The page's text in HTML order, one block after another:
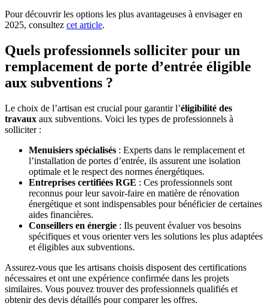
Pour découvrir les options les plus avantageuses à envisager en
2025, consultez cet article.
Quels professionnels solliciter pour un
remplacement de porte d’entrée éligible
aux subventions ?
Le choix de l’artisan est crucial pour garantir l’éligibilité des
travaux aux subventions. Voici les types de professionnels à
solliciter :
Menuisiers spécialisés : Experts dans le remplacement et
l’installation de portes d’entrée, ils assurent une isolation
optimale et le respect des normes énergétiques.
Entreprises certifiées RGE : Ces professionnels sont
reconnus pour leur savoir-faire en matière de rénovation
énergétique et sont indispensables pour bénéficier de certaines
aides financières.
Conseillers en énergie : Ils peuvent évaluer vos besoins
spécifiques et vous orienter vers les solutions les plus adaptées
et éligibles aux subventions.
Assurez-vous que les artisans choisis disposent des certifications
nécessaires et ont une expérience confirmée dans les projets
similaires. Vous pouvez trouver des professionnels qualifiés et
obtenir des devis détaillés pour comparer les offres.